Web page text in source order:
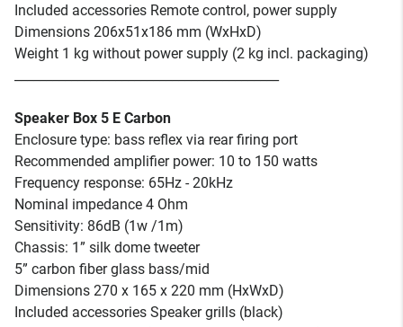
Included accessories Remote control, power supply
Dimensions 206x51x186 mm (WxHxD)
Weight 1 kg without power supply (2 kg incl. packaging)
Speaker Box 5 E Carbon
Enclosure type: bass reflex via rear firing port
Recommended amplifier power: 10 to 150 watts
Frequency response: 65Hz - 20kHz
Nominal impedance 4 Ohm
Sensitivity: 86dB (1w /1m)
Chassis: 1” silk dome tweeter
5” carbon fiber glass bass/mid
Dimensions 270 x 165 x 220 mm (HxWxD)
Included accessories Speaker grills (black)